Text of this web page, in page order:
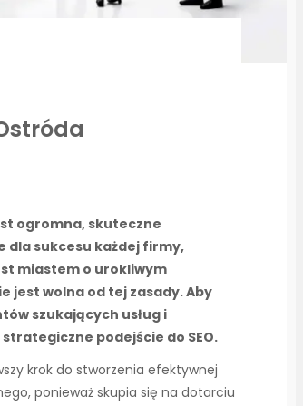
ogromna, skuteczne
sukcesu każdej firmy,
miastem o urokliwym
jest wolna od tej zasady. Aby
szukających usług i
podejście do SEO.
krok do stworzenia efektywnej
ponieważ skupia się na dotarciu